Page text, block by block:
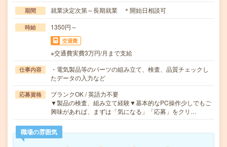
期間 就業決定次第～長期就業 ＊開始日相談可
時給 1350円～
交通費
※交通費実費3万円/月まで支給
仕事内容
・電気製品等のパーツの組み立て、検査、品質チェックし
たデータの入力など
応募資格
ブランクOK / 英語力不要
▼製品の検査、組み立て経験▼基本的なPC操作少しでもご
興味があれば、まずは「気になる」「応募」をクリ…
職場の雰囲気